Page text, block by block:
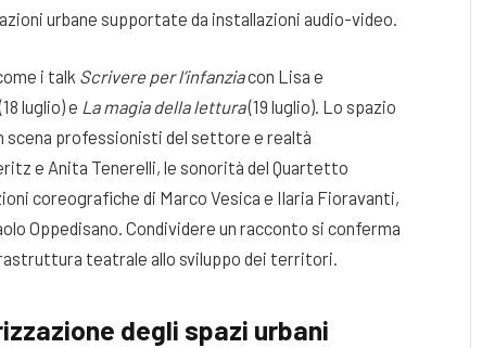
urbane supportate da installazioni audio-video.
i talk Scrivere per l’infanziacon Lisa e
luglio) e La magia della lettura(19 luglio). Lo spazio
scena professionisti del settore e realtà
e Anita Tenerelli, le sonorità del Quartetto
coreografiche di Marco Vesica e Ilaria Fioravanti,
Oppedisano. Condividere un racconto si conferma
teatrale allo sviluppo dei territori.
degli spazi urbani